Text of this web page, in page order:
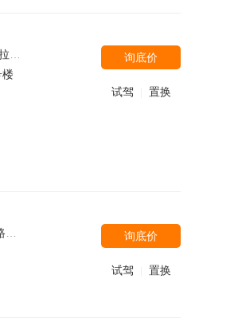
马郑州
询底价
试驾 置换
风行
询底价
试驾 置换